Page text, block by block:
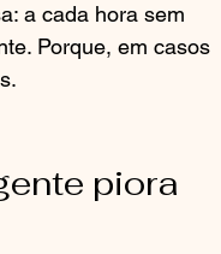
a cada hora sem
Porque, em casos
piora